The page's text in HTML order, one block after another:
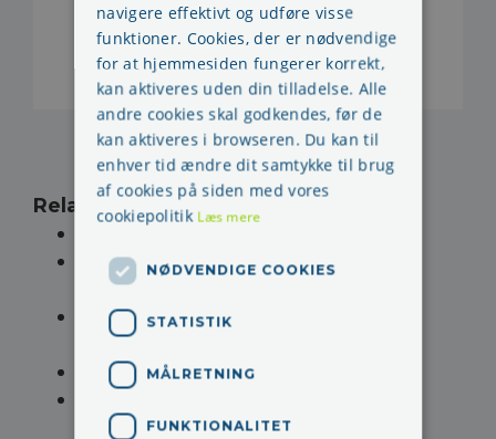
Relaterede sider
Årlig arbejdsmiljødrøftelse i AMO
FAQ arbejdsmiljø - spørgsmål og
regler
Suppleant for
arbejdsmiljørepræsentanten
Forskellen på TR- og AMR
skærmbriller
navigere effektivt og udføre visse
funktioner. Cookies, der er nødvendige
for at hjemmesiden fungerer korrekt,
kan aktiveres uden din tilladelse. Alle
andre cookies skal godkendes, før de
kan aktiveres i browseren. Du kan til
enhver tid ændre dit samtykke til brug
af cookies på siden med vores
cookiepolitik Læs mere
NØDVENDIGE COOKIES
STATISTIK
MÅLRETNING
FUNKTIONALITET